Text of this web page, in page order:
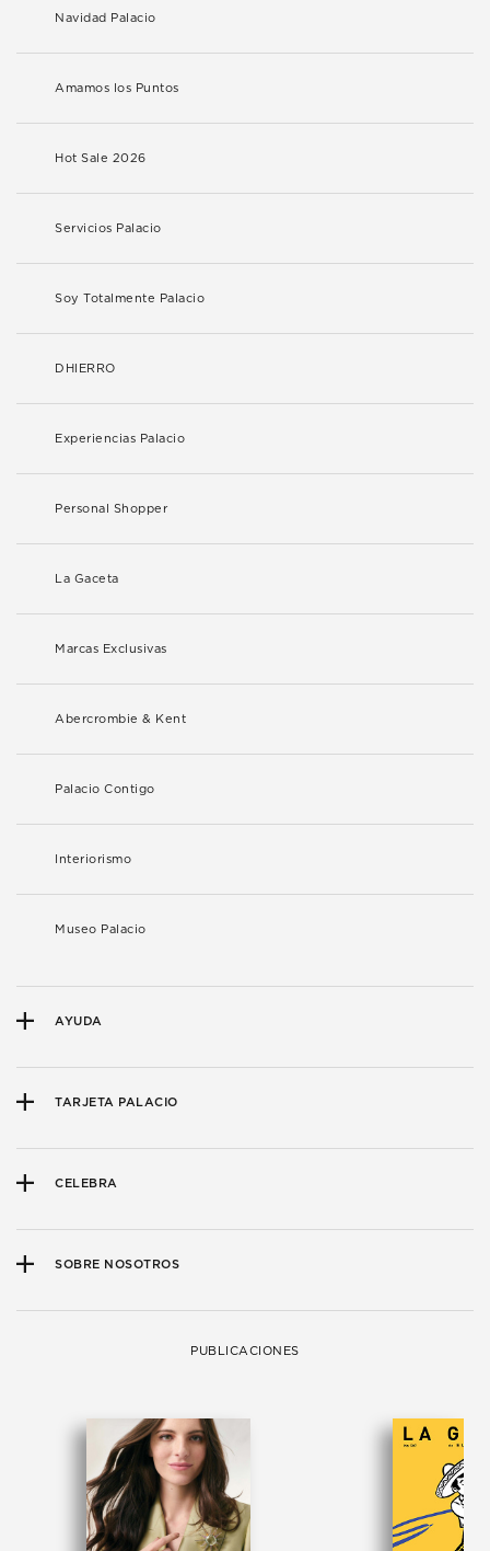
Navidad Palacio
Amamos los Puntos
Hot Sale 2026
Servicios Palacio
Soy Totalmente Palacio
DHIERRO
Experiencias Palacio
Personal Shopper
La Gaceta
Marcas Exclusivas
Abercrombie & Kent
Palacio Contigo
Interiorismo
Museo Palacio
AYUDA
TARJETA PALACIO
CELEBRA
SOBRE NOSOTROS
PUBLICACIONES